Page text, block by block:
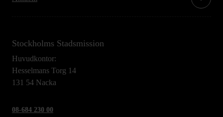
Stockholms Stadsmission
Huvudkontor:
Hesselmans Torg 14
131 54 Nacka
08-684 230 00